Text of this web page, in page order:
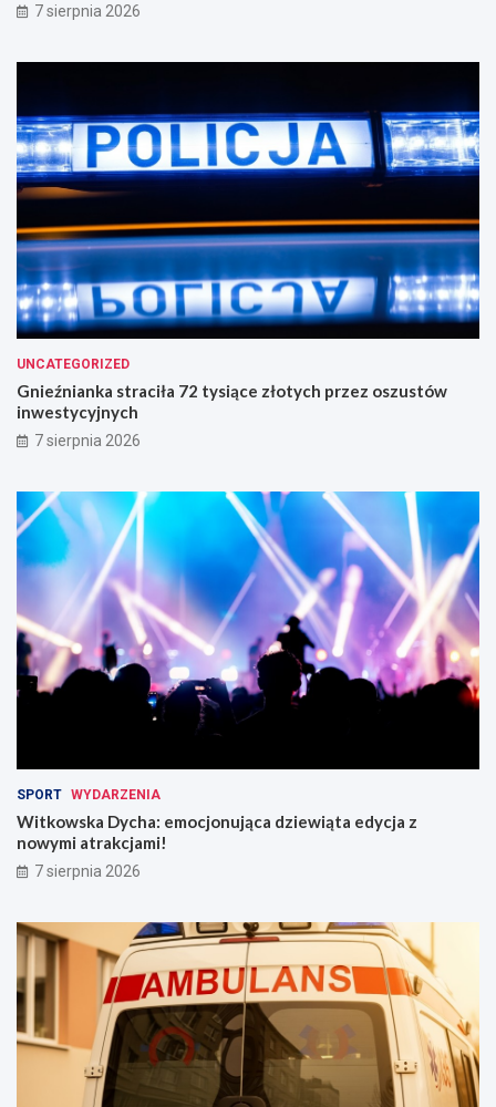
7 sierpnia 2026
UNCATEGORIZED
Gnieźnianka straciła 72 tysiące złotych przez oszustów
inwestycyjnych
7 sierpnia 2026
SPORT WYDARZENIA
Witkowska Dycha: emocjonująca dziewiąta edycja z
nowymi atrakcjami!
7 sierpnia 2026